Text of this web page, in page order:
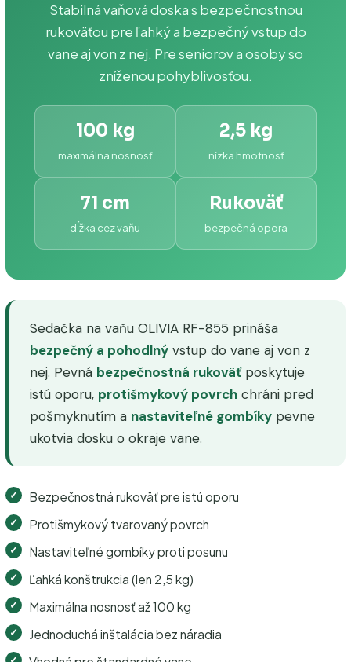
Stabilná vaňová doska s bezpečnostnou
rukoväťou pre ľahký a bezpečný vstup do
vane aj von z nej. Pre seniorov a osoby so
zníženou pohyblivosťou.
100 kg
maximálna nosnosť
2,5 kg
nízka hmotnosť
71 cm
dĺžka cez vaňu
Rukoväť
bezpečná opora
Sedačka na vaňu OLIVIA RF-855 prináša
bezpečný a pohodlný vstup do vane aj von z
nej. Pevná bezpečnostná rukoväťposkytuje
istú oporu, protišmykový povrch chráni pred
pošmyknutím a nastaviteľné gombíky pevne
ukotvia dosku o okraje vane.
Bezpečnostná rukoväť pre istú oporu
Protišmykový tvarovaný povrch
Nastaviteľné gombíky proti posunu
Ľahká konštrukcia (len 2,5 kg)
Maximálna nosnosť až 100 kg
Jednoduchá inštalácia bez náradia